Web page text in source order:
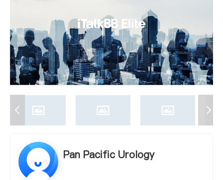
养老 非盈利组织
Pan Pacific Urology